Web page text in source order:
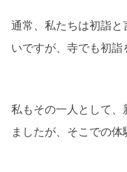
通常、私たちは初詣
いですが、寺でも初詣
私もその一人として
ましたが、そこでの体